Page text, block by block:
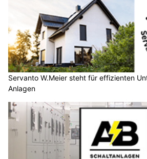
Servanto W.Meier steht für effizienten
Anlagen